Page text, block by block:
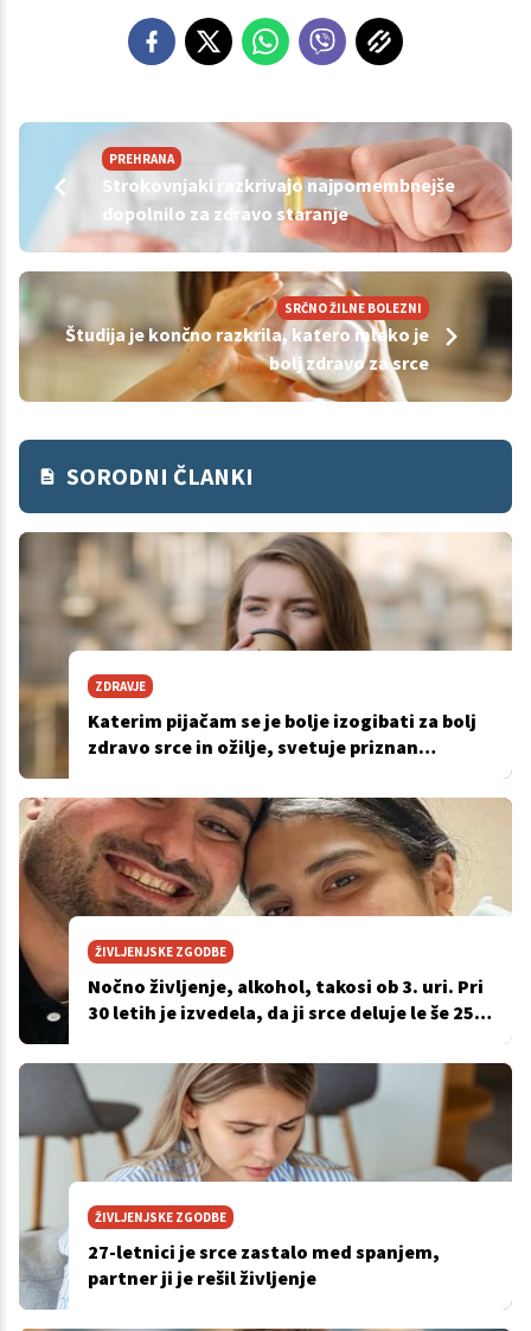
PREHRANA
Strokovnjaki razkrivajo najpomembnejše
dopolnilo za zdravo staranje
SRČNO ŽILNE BOLEZNI
Študija je končno razkrila, katero mleko je
bolj zdravo za srce
SORODNI ČLANKI
ZDRAVJE
Katerim pijačam se je bolje izogibati za bolj
zdravo srce in ožilje, svetuje priznan
ŽIVLJENJSKE ZGODBE
Nočno življenje, alkohol, takosi ob 3. uri. Pri
30 letih je izvedela, da ji srce deluje le še 25
ŽIVLJENJSKE ZGODBE
27-letnici je srce zastalo med spanjem,
partner ji je rešil življenje